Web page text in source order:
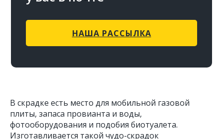
НАША РАССЫЛКА
В скрадке есть место для мобильной газовой
плиты, запаса провианта и воды,
фотооборудования и подобия биотуалета.
Изготавливается такой чудо-скрадок